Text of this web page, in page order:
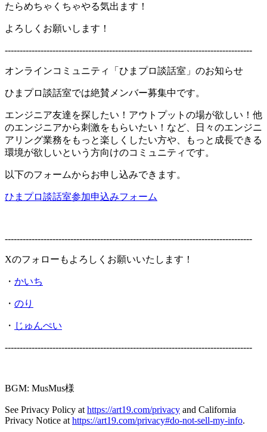
たらめちゃくちゃやる気出ます！
よろしくお願いします！
-----------------------------------------------------------------------------------
オンラインコミュニティ「ひまプロ談話室」のお知らせ
ひまプロ談話室では絶賛メンバー募集中です。
エンジニア友達を探したい！アウトプットの場が欲しい！他
のエンジニアから刺激をもらいたい！など、日々のエンジニ
アリング業務をもっと楽しくしたい方や、もっと成長できる
環境が欲しいという方向けのコミュニティです。
以下のフォームからお申し込みできます。
ひまプロ談話室参加申込みフォーム
-----------------------------------------------------------------------------------
Xのフォローもよろしくお願いいたします！
・ かいち
・ のり
・ じゅんぺい
-----------------------------------------------------------------------------------
BGM: MusMus様
See Privacy Policy at https://art19.com/privacy and California
Privacy Notice at https://art19.com/privacy#do-not-sell-my-info.